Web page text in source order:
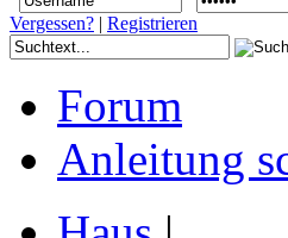
Vergessen? | Registrieren
Forum
Anleitung